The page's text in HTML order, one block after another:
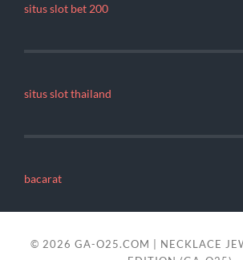
situs slot bet 200
situs slot thailand
bacarat
© 2026 GA-O25.COM | NECKLACE